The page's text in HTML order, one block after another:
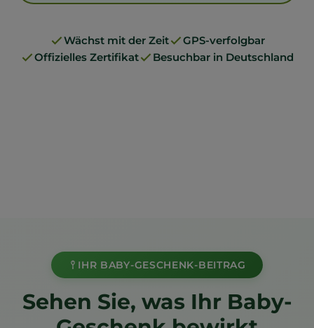
Wächst mit der Zeit
GPS-verfolgbar
Offizielles Zertifikat
Besuchbar in Deutschland
IHR BABY-GESCHENK-BEITRAG
Sehen Sie, was Ihr Baby-